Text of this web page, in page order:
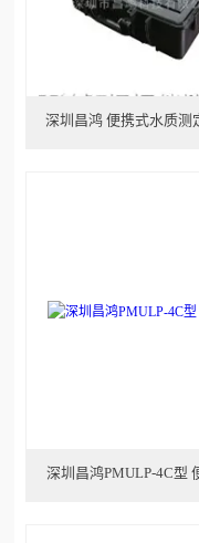
深圳昌鸿 便携式水质测
深圳昌鸿PMULP-4C型